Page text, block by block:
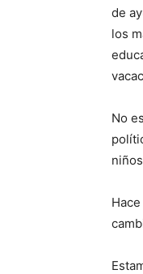
de
los
No